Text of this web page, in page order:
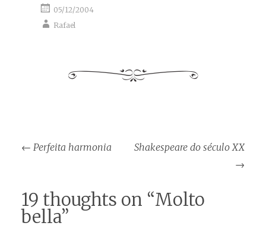
05/12/2004
Rafael
Post
navigation
← Perfeita harmonia
Shakespeare do século XX
→
19 thoughts on “Molto
bella”